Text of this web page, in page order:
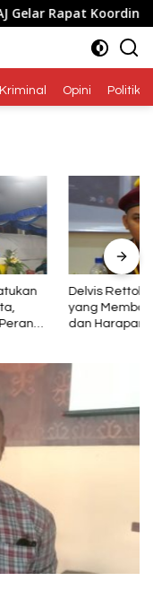
Rapat Koordinasi
Opini Politik
Mental Baja
Perubahan
bagi PMKRI